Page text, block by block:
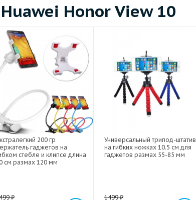
Honor View 10
200 гр
гаджетов на
стебле и клипсе длина
см размах 120 мм
₽
Универсальный трипод-штатив
на гибких ножках 10.5 см для
гаджетов размах 55-85 мм
1499₽